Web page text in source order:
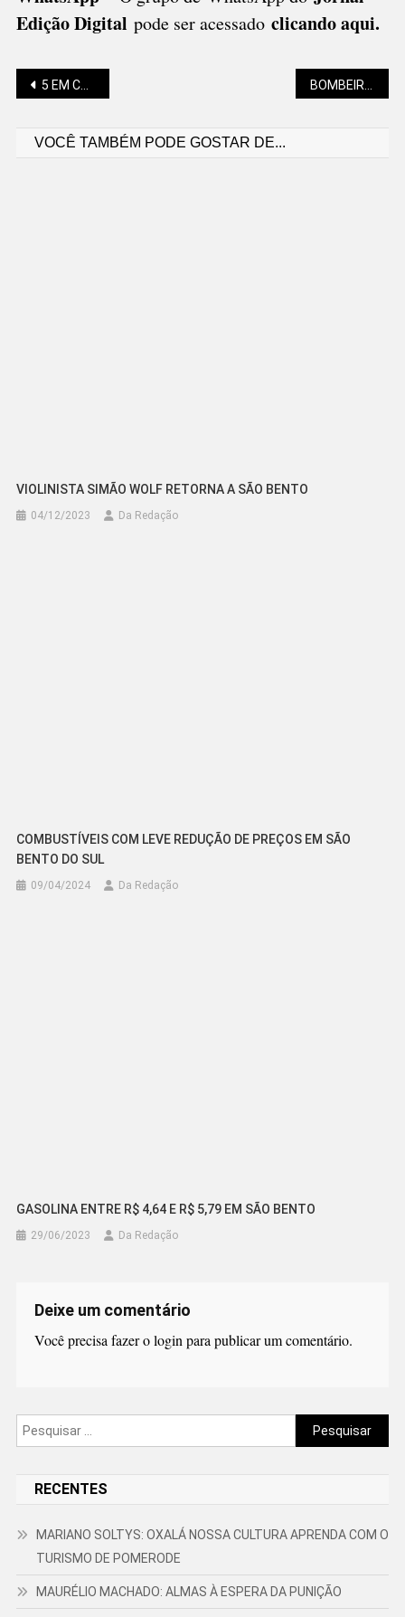
Edição Digital pode ser acessado clicando aqui.
Navegação
5 EM CADA 10 QUEREM JULGAMENTO E PUNIÇÕES POR MORTES DA COVID-19 BOMBEIROS DE SC AUXILIAM VÍTIMAS DO RIO GRANDE
VOCÊ TAMBÉM PODE GOSTAR DE...
VIOLINISTA SIMÃO WOLF RETORNA A SÃO BENTO
04/12/2023 Da Redação
COMBUSTÍVEIS COM LEVE REDUÇÃO DE PREÇOS EM SÃO
BENTO DO SUL
09/04/2024 Da Redação
GASOLINA ENTRE R$ 4,64 E R$ 5,79 EM SÃO BENTO
29/06/2023 Da Redação
Deixe um comentário
Você precisa fazer ologinpara publicar um comentário.
Pesquisar
por:
RECENTES
MARIANO SOLTYS: OXALÁ NOSSA CULTURA APRENDA COM O
TURISMO DE POMERODE
MAURÉLIO MACHADO: ALMAS À ESPERA DA PUNIÇÃO